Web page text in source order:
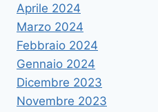
Aprile 2024
Marzo 2024
Febbraio 2024
Gennaio 2024
Dicembre 2023
Novembre 2023